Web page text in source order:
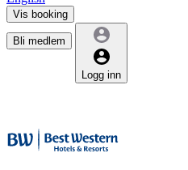
Vis booking
Bli medlem
Logg inn